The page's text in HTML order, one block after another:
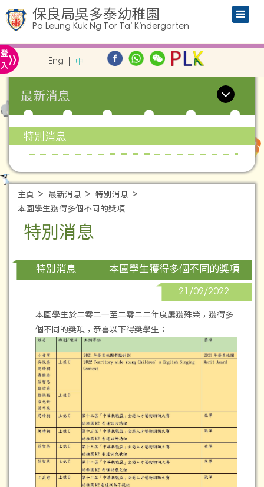
保良局吳多泰幼稚園
Po Leung Kuk Ng Tor Tai Kindergarten
登
入» Eng 中
最新消息
特別消息
主頁 最新消息
特別消息
本園學生獲得多個不同的獎項
特別消息
特別消息 本園學生獲得多個不同的獎項
21/09/2022
本園學生於二零二一至二零二二年度屢獲殊榮，獲得多
個不同的獎項，恭喜以下得獎學生：